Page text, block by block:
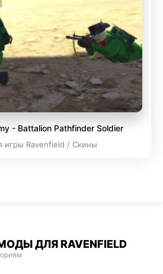
- Battalion Pathfinder Soldier
игры Ravenfield / Скины
ДЛЯ RAVENFIELD